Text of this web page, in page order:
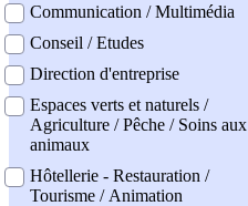
Communication / Multimédia
Conseil / Etudes
Direction d'entreprise
Espaces verts et naturels /
Agriculture / Pêche / Soins aux
animaux
Hôtellerie - Restauration /
Tourisme / Animation